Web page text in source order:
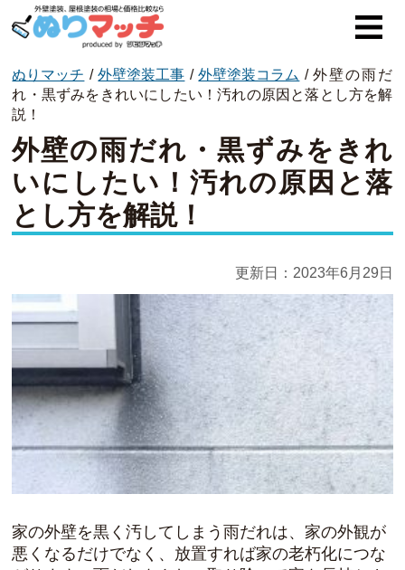
ぬりマッチとは
オススメ企業
費用と相場
外壁塗装
コラム一覧
ぬりマッチ /外壁塗装工事 /外壁塗装コラム /外壁の雨だ
れ・黒ずみをきれいにしたい！汚れの原因と落とし方を解
説！
外壁の雨だれ・黒ずみをきれ
いにしたい！汚れの原因と落
とし方を解説！
更新日： 2023年6月29日
家の外壁を黒く汚してしまう雨だれは、家の外観が
悪くなるだけでなく、放置すれば家の老朽化につな